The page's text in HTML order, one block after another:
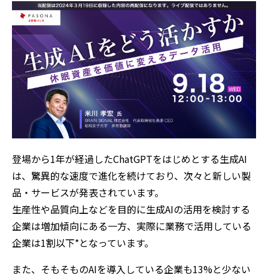
登場から1年が経過したChatGPTをはじめとする生成AI
は、驚異的な速度で進化を続けており、次々と新しい製
品・サービスが発表されています。
生産性や品質向上などを目的に生成AIの活用を検討する
企業は増加傾向にある一方、実際に業務で活用している
企業は1割以下*となっています。
また、そもそものAIを導入している企業も13%と少ない